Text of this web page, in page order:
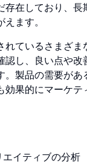
存在しており、長
ます。
れているさまざま
認し、良い点や改
。製品の需要があ
効果的にマーケテ